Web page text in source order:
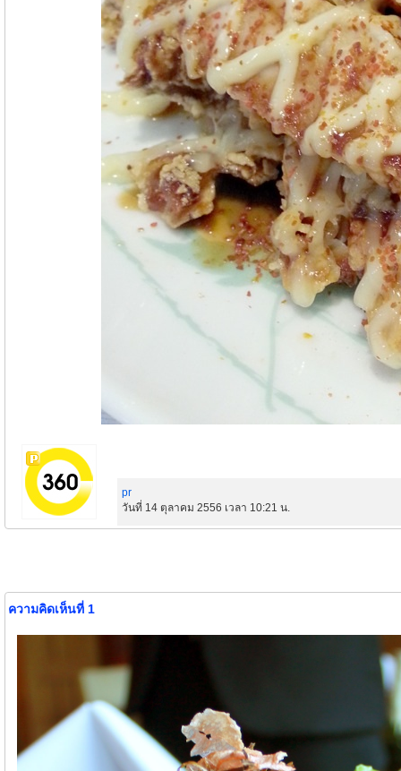
pr
วันที่ 14 ตุลาคม 2556 เวลา 10:21 น.
ความคิดเห็นที่ 1